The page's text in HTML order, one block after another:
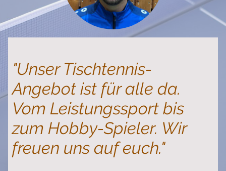
"Unser Tischtennis-
Angebot ist für alle da.
Vom Leistungssport bis
zum Hobby-Spieler. Wir
freuen uns auf euch."